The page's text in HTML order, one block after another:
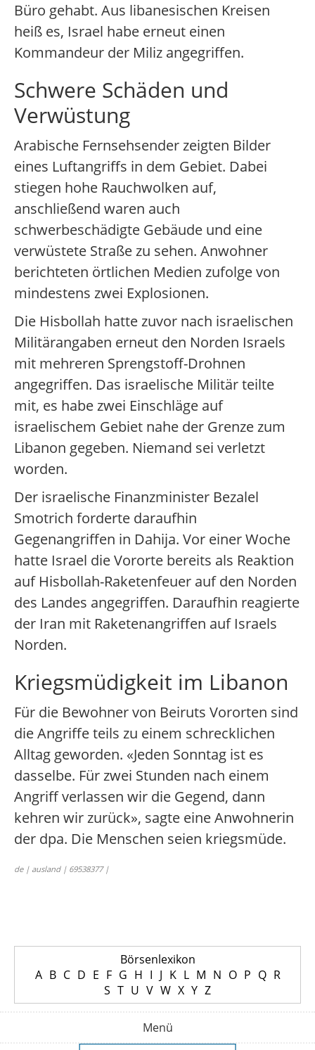
Büro gehabt. Aus libanesischen Kreisen
heiß es, Israel habe erneut einen
Kommandeur der Miliz angegriffen.
Schwere Schäden und
Verwüstung
Arabische Fernsehsender zeigten Bilder
eines Luftangriffs in dem Gebiet. Dabei
stiegen hohe Rauchwolken auf,
anschließend waren auch
schwerbeschädigte Gebäude und eine
verwüstete Straße zu sehen. Anwohner
berichteten örtlichen Medien zufolge von
mindestens zwei Explosionen.
Die Hisbollah hatte zuvor nach israelischen
Militärangaben erneut den Norden Israels
mit mehreren Sprengstoff-Drohnen
angegriffen. Das israelische Militär teilte
mit, es habe zwei Einschläge auf
israelischem Gebiet nahe der Grenze zum
Libanon gegeben. Niemand sei verletzt
worden.
Der israelische Finanzminister Bezalel
Smotrich forderte daraufhin
Gegenangriffen in Dahija. Vor einer Woche
hatte Israel die Vororte bereits als Reaktion
auf Hisbollah-Raketenfeuer auf den Norden
des Landes angegriffen. Daraufhin reagierte
der Iran mit Raketenangriffen auf Israels
Norden.
Kriegsmüdigkeit im Libanon
Für die Bewohner von Beiruts Vororten sind
die Angriffe teils zu einem schrecklichen
Alltag geworden. «Jeden Sonntag ist es
dasselbe. Für zwei Stunden nach einem
Angriff verlassen wir die Gegend, dann
kehren wir zurück», sagte eine Anwohnerin
der dpa. Die Menschen seien kriegsmüde.
de | ausland | 69538377 |
Börsenlexikon
A B C D E F G H I J K L M N O P Q R
S T U V W X Y Z
Menü